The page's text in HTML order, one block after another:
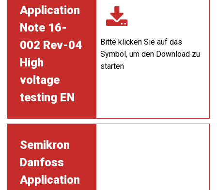
Application
Note 16-
002 Rev-04
High
voltage
testing EN
Bitte klicken Sie auf das
Symbol, um den Download zu
starten
Semikron
Danfoss
Application